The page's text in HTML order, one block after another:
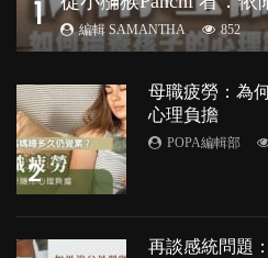
1 編輯 SAMANTHA 852
2
母職疲勞：為
心理負擔
POPA編輯部
再談感統問題